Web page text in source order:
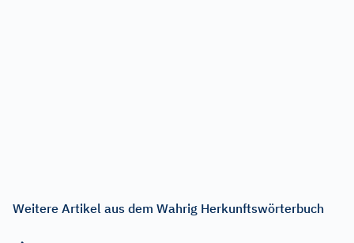
Weitere Artikel aus dem Wahrig Herkunftswörterbuch